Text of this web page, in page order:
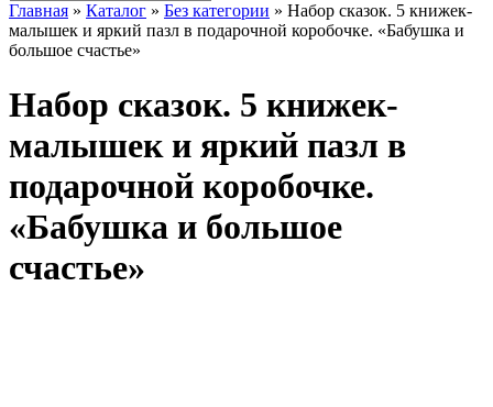
Главная » Каталог » Без категории » Набор сказок. 5 книжек-
малышек и яркий пазл в подарочной коробочке. «Бабушка и
большое счастье»
Набор сказок. 5 книжек-
малышек и яркий пазл в
подарочной коробочке.
«Бабушка и большое
счастье»